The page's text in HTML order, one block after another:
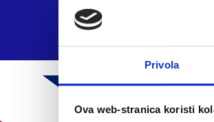
Privola
Ova web-stranica koristi